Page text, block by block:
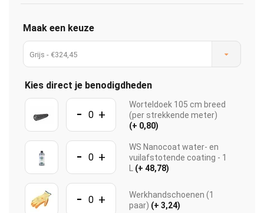
Maak een keuze
Grijs - €324,45
Kies direct je benodigdheden
- +
Worteldoek 105 cm breed
(per strekkende meter)
(+ 0,80)
- +
WS Nanocoat water- en
vuilafstotende coating - 1
(+ 48,78)
- +
Werkhandschoenen (1
paar) (+ 3,24)